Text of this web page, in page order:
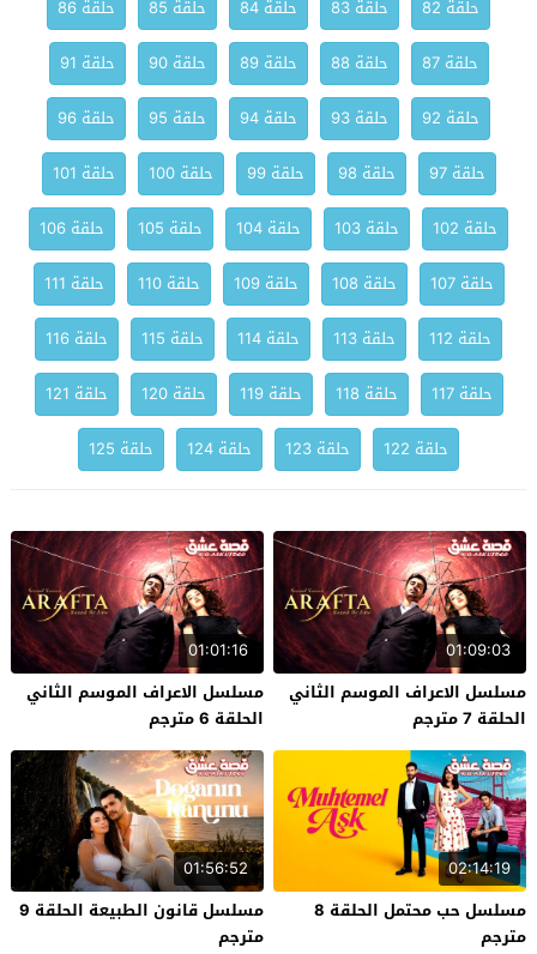
حلقة 82 حلقة 83 حلقة 84 حلقة 85
حلقة 86
حلقة 87
حلقة 88 حلقة 89 حلقة 90
حلقة 91
حلقة 92
حلقة 93 حلقة 94 حلقة 95
حلقة 96
حلقة 97
حلقة 98 حلقة 99 حلقة 100
حلقة 101
حلقة 102
حلقة 103 حلقة 104 حلقة 105
حلقة 106
حلقة 107
حلقة 108 حلقة 109 حلقة 110
حلقة 111
حلقة 112
حلقة 113 حلقة 114 حلقة 115
حلقة 116
حلقة 117
حلقة 118 حلقة 119 حلقة 120
حلقة 121
حلقة 122
حلقة 123 حلقة 124 حلقة 125
01:09:03
مسلسل الاعراف الموسم الثاني
الحلقة 7 مترجم
01:01:16
مسلسل الاعراف الموسم الثاني
الحلقة 6 مترجم
02:14:19
مسلسل حب محتمل الحلقة 8
مترجم
01:56:52
مسلسل قانون الطبيعة الحلقة 9
مترجم